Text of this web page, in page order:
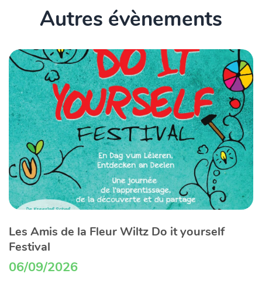
Autres évènements
Les Amis de la Fleur Wiltz Do it yourself
Festival
06/09/2026